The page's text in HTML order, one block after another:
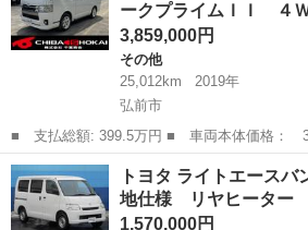
ントリー ＣＶＴ...ークプライムＩＩ ４
3,859,000円
その他
25,012km
2019年
弘前市
■ 支払総額: 399.5万円 ■ 車両本体価格： 3,859,000 円 ■ メーカ
ー名： トヨタ ■ 車種名： レジアスエー
名： スーパーＧＬ ダークプライムＩＩ
き ナビ バ...
青森 弘前市 その他
トヨタ ライトエース
地仕様 リヤヒータ
1,570,000円